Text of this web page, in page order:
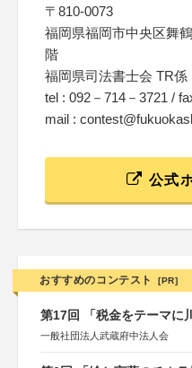
〒810-0073
福岡県福岡市中央区舞
階
福岡県司法書士会 TR係
tel : 092－714－3721 /
mail :
公式
おすすめのコンテスト [PR]
第17回 「税金をテーマに
一般社団法人武蔵府中法人会